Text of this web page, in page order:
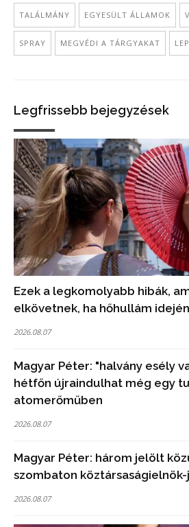
TALÁLMÁNY EGYESÜLT ÁLLAMOK
SPRAY MEGVÉDI A TÁRGYAKAT
Legfrissebb bejegyzések
Ezek a legkomolyabb hibák,
elkövetnek, ha hőhullám
2026.08.07
Magyar Péter: "halvány esély
hétfőn újraindulhat még egy
atomerőműben
2026.08.07
Magyar Péter: három jelölt
szombaton
2026.08.07